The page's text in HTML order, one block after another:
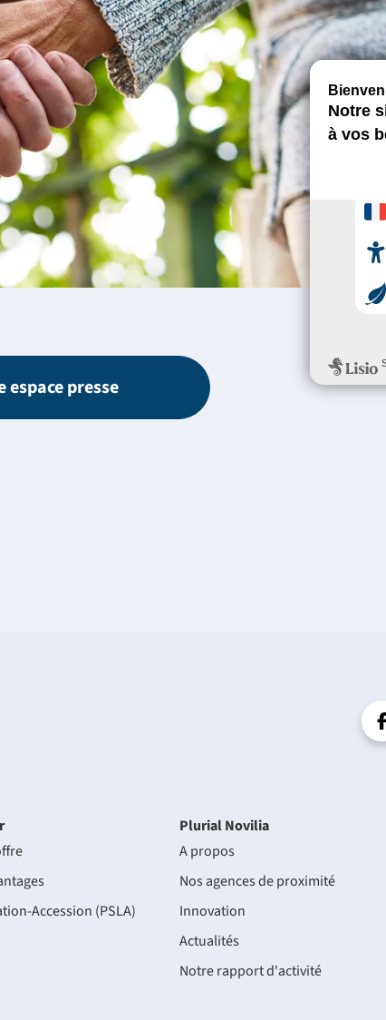
espace presse
Accession (PSLA)
Plurial Novilia
A propos
Nos agences de proximité
Innovation
Actualités
Notre rapport d'activité